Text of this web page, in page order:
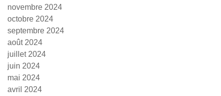
novembre 2024
octobre 2024
septembre 2024
août 2024
juillet 2024
juin 2024
mai 2024
avril 2024